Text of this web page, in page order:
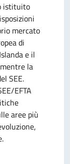
istituito
mercato
di
e il
la
SEE.
EFTA
aree più